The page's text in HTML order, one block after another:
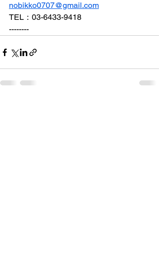
nobikko0707@gmail.com
TEL：03-6433-9418
--------